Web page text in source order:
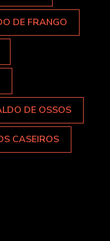
DE FRANGO
DE OSSOS
CASEIROS